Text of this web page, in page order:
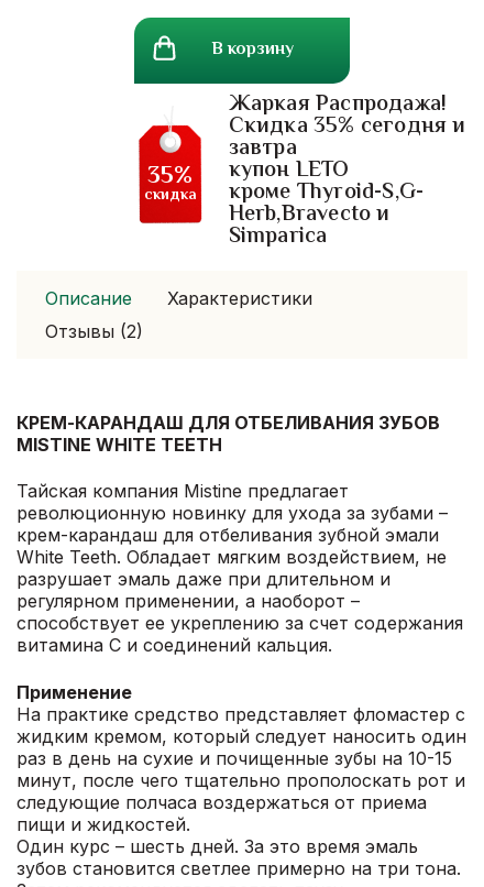
отбеливания
В корзину
Жаркая Распродажа!
Скидка 35% сегодня и
завтра
купон LETO
кроме Thyroid-S,G-
Herb,Bravecto и
Simparica
35%
скидка
Описание
Характеристики
Отзывы (2)
КРЕМ-КАРАНДАШ ДЛЯ ОТБЕЛИВАНИЯ ЗУБОВ
MISTINE WHITE TEETH
Тайская компания Mistine предлагает
революционную новинку для ухода за зубами –
крем-карандаш для отбеливания зубной эмали
White Teeth. Обладает мягким воздействием, не
разрушает эмаль даже при длительном и
регулярном применении, а наоборот –
способствует ее укреплению за счет содержания
витамина С и соединений кальция.
Применение
На практике средство представляет фломастер с
жидким кремом, который следует наносить один
раз в день на сухие и почищенные зубы на 10-15
минут, после чего тщательно прополоскать рот и
следующие полчаса воздержаться от приема
пищи и жидкостей.
Один курс – шесть дней. За это время эмаль
зубов становится светлее примерно на три тона.